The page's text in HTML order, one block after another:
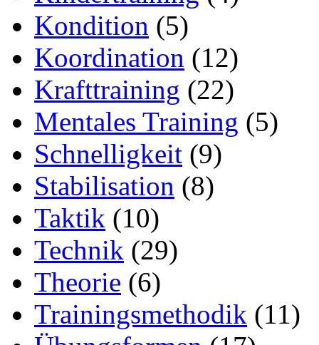
Kondition (5)
Koordination (12)
Krafttraining (22)
Mentales Training (5)
Schnelligkeit (9)
Stabilisation (8)
Taktik (10)
Technik (29)
Theorie (6)
Trainingsmethodik (11)